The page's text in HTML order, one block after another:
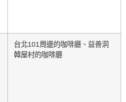
台北101周邊的咖啡廳、益善洞
韓屋村的咖啡廳